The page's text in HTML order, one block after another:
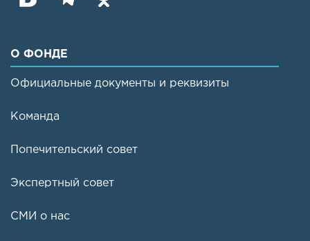
О ФОНДЕ
Официальные документы и реквизиты
Команда
Попечительский совет
Экспертный совет
СМИ о нас